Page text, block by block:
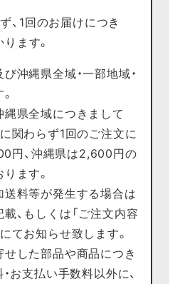
、1回のお届けにつき
ます。
沖縄県全域・一部地域・
県全域につきまして
関わらず1回のご注文に
円、沖縄県は2,600円の
ます。
送料等が発生する場合は
、もしくは「ご注文内容
てお知らせ致します。
した部品や商品につき
お支払い手数料以外に、